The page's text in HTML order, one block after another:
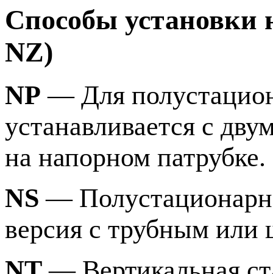
Способы установки
NZ)
NP— Для
устанавливается с
на напорном патрубке.
NS —
версия с трубным